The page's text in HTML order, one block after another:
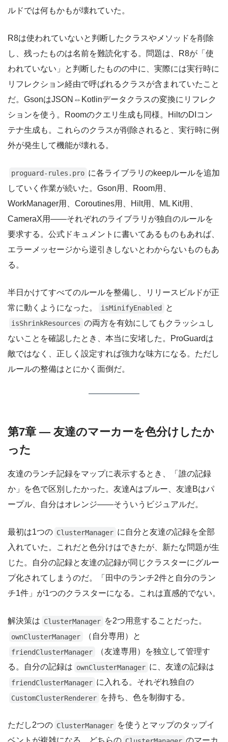
ルドでは何もかもが壊れていた。
R8は使われていないと判断したクラスやメソッドを削除
し、残ったものは名前を難読化する。問題は、R8が「使
われていない」と判断したものの中に、実際には実行時に
リフレクション経由で呼ばれるクラスが含まれていたこと
だ。GsonはJSON⇔Kotlinデータクラスの変換にリフレク
ションを使う。Roomのクエリ生成も同様。HiltのDIコン
テナ生成も。これらのクラスが削除されると、実行時に例
外が発生して機能が壊れる。
proguard-rules.pro に各ライブラリのkeepルールを追加
していく作業が続いた。Gson用、Room用、
WorkManager用、Coroutines用、Hilt用、ML Kit用、
CameraX用——それぞれのライブラリが独自のルールを
要求する。公式ドキュメントに書いてあるものもあれば、
エラーメッセージから逆引きしないとわからないものもあ
る。
半日かけてすべてのルールを整備し、リリースビルドが正
常に動くようになった。
isMinifyEnabled と
isShrinkResources の両方を有効にしてもクラッシュし
ないことを確認したとき、本当に安堵した。ProGuardは
敵ではなく、正しく設定すれば強力な味方になる。ただし
ルールの整備はとにかく面倒だ。
第7章 — 友達のマーカーを色分けしたか
った
友達のランチ記録をマップに表示するとき、「誰の記録
か」を色で区別したかった。友達Aはブルー、友達Bはパ
ープル、自分はオレンジ——そういうビジュアルだ。
最初は1つの ClusterManager に自分と友達の記録を全部
入れていた。これだと色分けはできたが、新たな問題が生
じた。自分の記録と友達の記録が同じクラスターにグルー
プ化されてしまうのだ。「田中のランチ2件と自分のラン
チ1件」が1つのクラスターになる。これは直感的でない。
解決策は ClusterManager を2つ用意することだった。
ownClusterManager （自分専用）と
friendClusterManager
（友達専用）を独立して管理す
る。自分の記録は ownClusterManager に、友達の記録は
friendClusterManager に入れる。それぞれ独自の
CustomClusterRenderer を持ち、色を制御する。
ただし2つの ClusterManager を使うとマップのタップイ